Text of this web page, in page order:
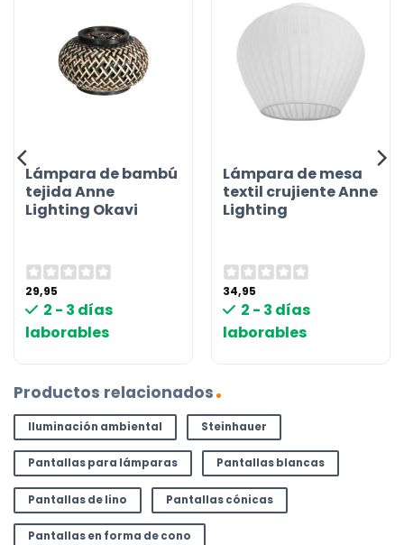
Lámpara de bambú
tejida Anne
Lighting Okavi
29,95
2 - 3 días
laborables
Lámpara de mesa
textil crujiente Anne
Lighting
34,95
2 - 3 días
laborables
Productos relacionados
Iluminación ambiental Steinhauer
Pantallas para lámparas Pantallas blancas
Pantallas de lino Pantallas cónicas
Pantallas en forma de cono